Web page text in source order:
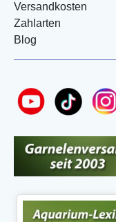
Versandkosten
Zahlarten
Blog